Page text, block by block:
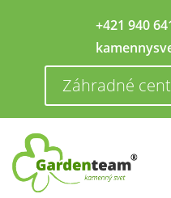
+421 940
Záhradné